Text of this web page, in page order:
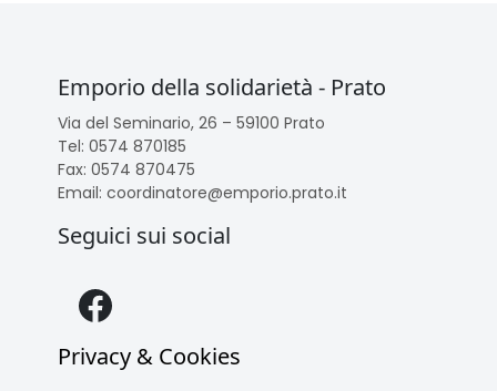
Emporio della solidarietà - Prato
Via del Seminario, 26 – 59100 Prato
Tel: 0574 870185
Fax: 0574 870475
Email: coordinatore@emporio.prato.it
Seguici sui social
Facebook
Privacy & Cookies